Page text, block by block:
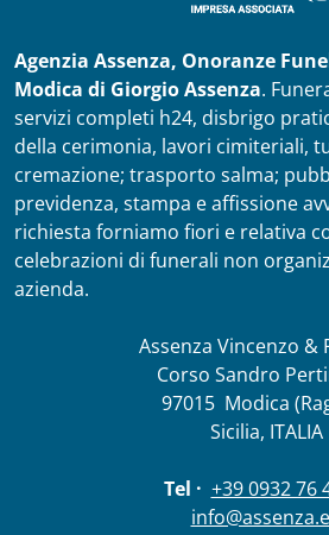
Agenzia Assenza, Onoranze
Modica di Giorgio Assenza.
servizi completi h24, disbrigo
della cerimonia, lavori cimiteriali,
cremazione; trasporto salma;
previdenza, stampa e affissione
richiesta forniamo fiori e relativa
celebrazioni di funerali non
azienda.
Assenza Vincenzo &
Corso Sandro
97015 Modica
Sicilia, ITALIA
Tel · +39 0932 76